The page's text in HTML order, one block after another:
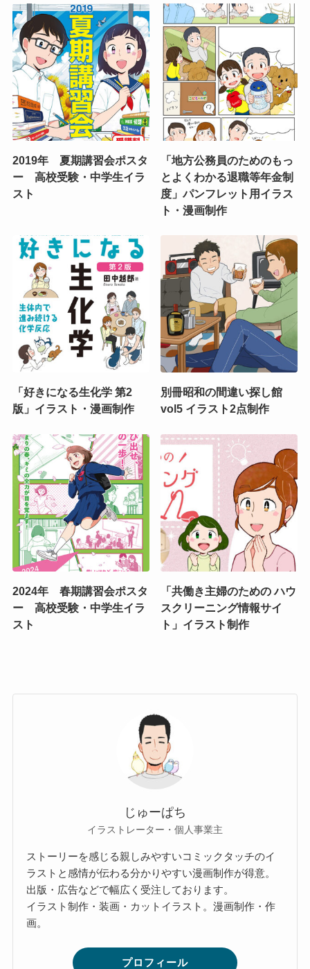
2019年 夏期講習会ポスタ
ー 高校受験・中学生イラ
スト
「地方公務員のためのもっ
とよくわかる退職等年金制
度」パンフレット用イラス
ト・漫画制作
「好きになる生化学 第2
版」イラスト・漫画制作
別冊昭和の間違い探し館
vol5 イラスト2点制作
2024年 春期講習会ポスタ
ー 高校受験・中学生イラ
スト
「共働き主婦のための ハウ
スクリーニング情報サイ
ト」イラスト制作
じゅーぱち
イラストレーター・個人事業主
ストーリーを感じる親しみやすいコミックタッチのイ
ラストと感情が伝わる分かりやすい漫画制作が得意。
出版・広告などで幅広く受注しております。
イラスト制作・装画・カットイラスト。漫画制作・作
画。
プロフィール